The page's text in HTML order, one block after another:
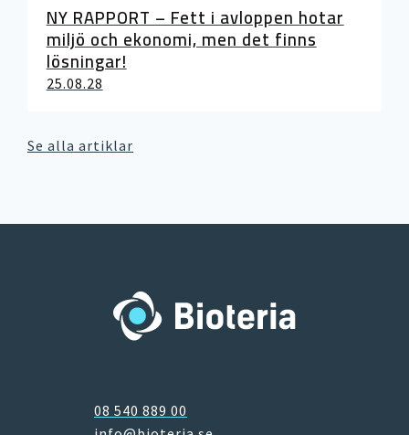
NY RAPPORT – Fett i avloppen hotar
miljö och ekonomi, men det finns
lösningar!
25.08.28
Se alla artiklar
08 540 889 00